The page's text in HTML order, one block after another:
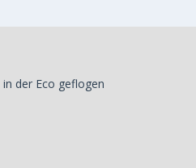
in der Eco geflogen